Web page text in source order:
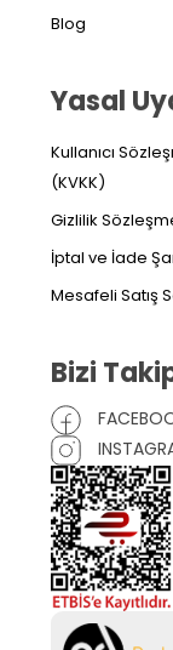
Blog
Yasal
Kullanıcı
(KVKK)
Gizlilik
İptal ve İade
Mesafeli Satış
Bizi